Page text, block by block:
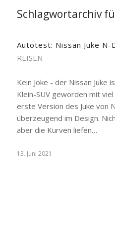
Schlagwortarchiv
Autotest: Nissan Juke N-
REISEN
Kein Joke - der Nissan Juke
Klein-SUV geworden mit
erste Version des Juke von
überzeugend im Design.
aber die Kurven liefen…
13. Juni 2021